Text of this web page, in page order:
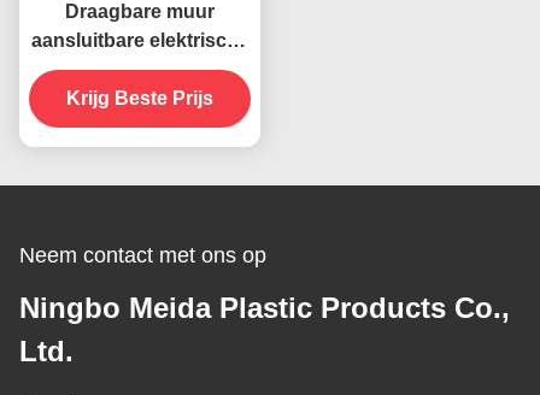
Draagbare muur
aansluitbare elektrische
395 NM UV muggen
doden lamp vliegende
insecten vanger
Krijg Beste Prijs
Neem contact met ons op
Ningbo Meida Plastic Products Co.,
Ltd.